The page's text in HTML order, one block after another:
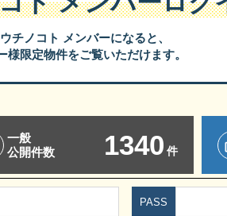
チノコト メンバーになると、
様限定物件をご覧いただけます。
一般
公開件数
1340 件
PASS